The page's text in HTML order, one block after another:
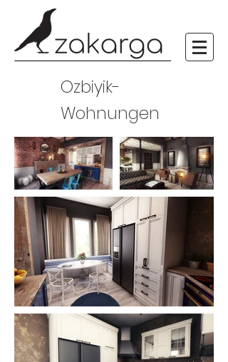
Ozbiyik-
Wohnungen